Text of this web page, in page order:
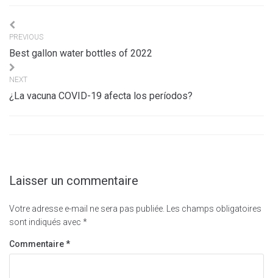
Navigation
de
l’article
PREVIOUS
Best gallon water bottles of 2022
NEXT
¿La vacuna COVID-19 afecta los períodos?
Laisser un commentaire
Votre adresse e-mail ne sera pas publiée. Les champs obligatoires
sont indiqués avec *
Commentaire*